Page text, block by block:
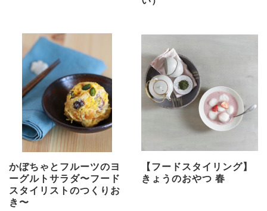
かぼちゃとフルーツのヨ
ーグルトサラダ〜フード
スタイリストのつくりお
き〜
【フードスタイリング】
きょうのおやつ 春